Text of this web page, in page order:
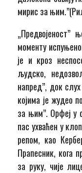
мирис за
„Предвојеност”
моменту
је и кроз
људско,
напред”, док
којима је жудео
за њим”. Орфеј у
пас ухваћен у
репом, као
Прапесник, кога
за руку, чије